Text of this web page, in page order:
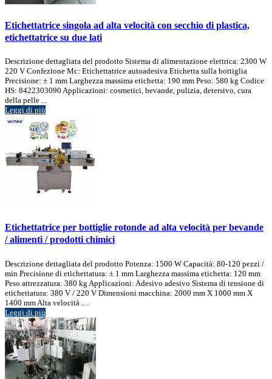
Etichettatrice singola ad alta velocità con secchio di plastica,
etichettatrice su due lati
Descrizione dettagliata del prodotto Sistema di alimentazione elettrica: 2300 W
220 V Confezione Mc: Etichettatrice autoadesiva Etichetta sulla bottiglia
Precisione: ± 1 mm Larghezza massima etichetta: 190 mm Peso: 580 kg Codice
HS: 8422303090 Applicazioni: cosmetici, bevande, pulizia, detersivo, cura
della pelle ...
Leggi di più
Etichettatrice per bottiglie rotonde ad alta velocità per bevande
/ alimenti / prodotti chimici
Descrizione dettagliata del prodotto Potenza: 1500 W Capacità: 80-120 pezzi /
min Precisione di etichettatura: ± 1 mm Larghezza massima etichetta: 120 mm
Peso attrezzatura: 380 kg Applicazioni: Adesivo adesivo Sistema di tensione di
etichettatura: 380 V / 220 V Dimensioni macchina: 2000 mm X 1000 mm X
1400 mm Alta velocità .. .
Leggi di più